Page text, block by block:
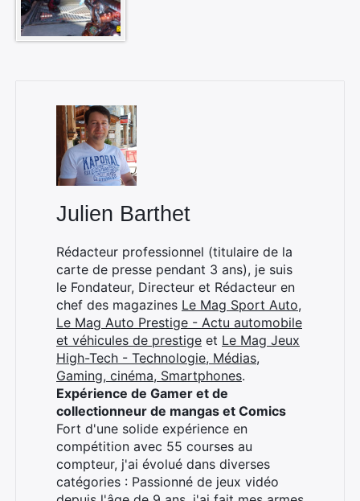
Julien Barthet
Rédacteur professionnel (titulaire de la
carte de presse pendant 3 ans), je suis
le Fondateur, Directeur et Rédacteur en
chef des magazines Le Mag Sport Auto,
Le Mag Auto Prestige - Actu automobile
et véhicules de prestige et Le Mag Jeux
High-Tech - Technologie, Médias,
Gaming, cinéma, Smartphones.
Expérience de Gamer et de
collectionneur de mangas et Comics
Fort d'une solide expérience en
compétition avec 55 courses au
compteur, j'ai évolué dans diverses
catégories : Passionné de jeux vidéo